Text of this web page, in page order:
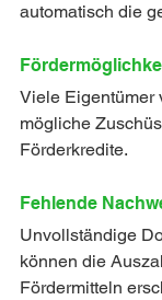
automatisch die
Viele Eigentümer
mögliche
Förderkredite.
Fehlende
Unvollständige
können die
Fördermitteln